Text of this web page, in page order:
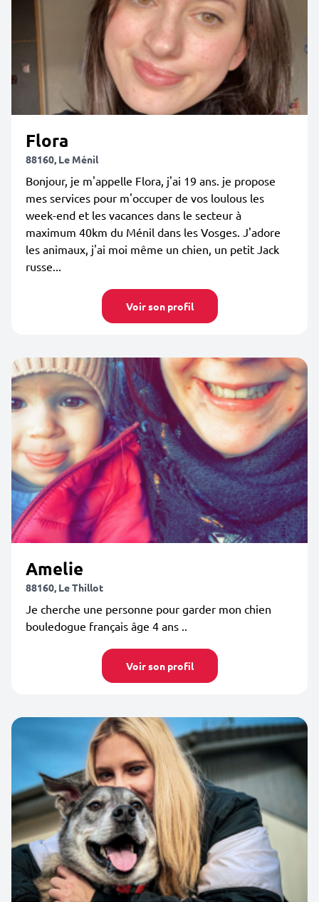
Flora
88160, Le Ménil
Bonjour, je m'appelle Flora, j'ai 19 ans. je propose
mes services pour m'occuper de vos loulous les
week-end et les vacances dans le secteur à
maximum 40km du Ménil dans les Vosges. J'adore
les animaux, j'ai moi même un chien, un petit Jack
russe...
Voir son profil
Amelie
88160, Le Thillot
Je cherche une personne pour garder mon chien
bouledogue français âge 4 ans ..
Voir son profil